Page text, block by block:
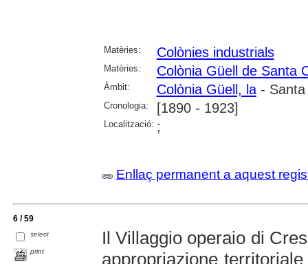
Matèries: Colònies industrials
Matèries: Colònia Güell de Santa
Àmbit: Colònia Güell, la- Santa
Cronologia: [1890 - 1923]
Localització: ;
Enllaç permanent a aquest
6 / 59
select
print
Il Villaggio operaio di
appropriazione